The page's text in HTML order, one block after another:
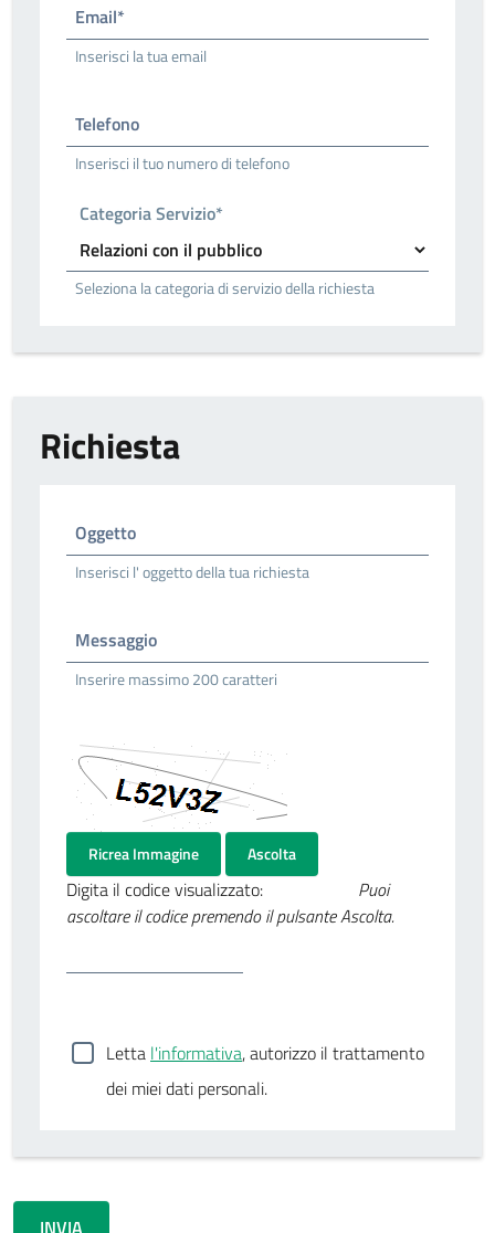
Email*
Inserisci la tua email
Telefono
Inserisci il tuo numero di telefono
Categoria Servizio*
Seleziona la categoria di servizio della richiesta
Richiesta
Oggetto
Inserisci l' oggetto della tua richiesta
Messaggio
Inserire massimo 200 caratteri
Ricrea Immagine Ascolta
Digita il codice visualizzato:
Puoi
ascoltare il codice premendo il pulsante Ascolta.
Letta l'informativa, autorizzo il trattamento
dei miei dati personali.